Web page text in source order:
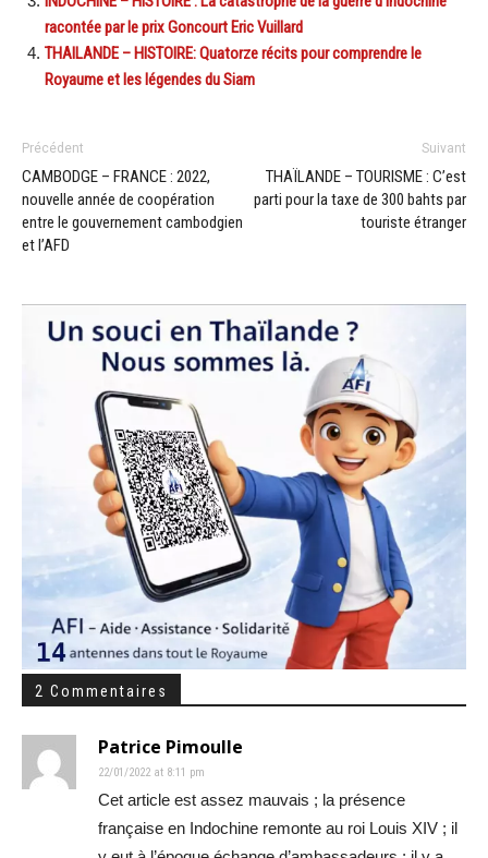
racontée par le prix Goncourt Eric Vuillard
THAILANDE – HISTOIRE: Quatorze récits pour comprendre le
Royaume et les légendes du Siam
Précédent
CAMBODGE – FRANCE : 2022,
nouvelle année de coopération
entre le gouvernement cambodgien
et l’AFD
Suivant
THAÏLANDE – TOURISME : C’est
parti pour la taxe de 300 bahts par
touriste étranger
2 Commentaires
Patrice Pimoulle
22/01/2022 at 8:11 pm
Cet article est assez mauvais ; la présence
française en Indochine remonte au roi Louis XIV ; il